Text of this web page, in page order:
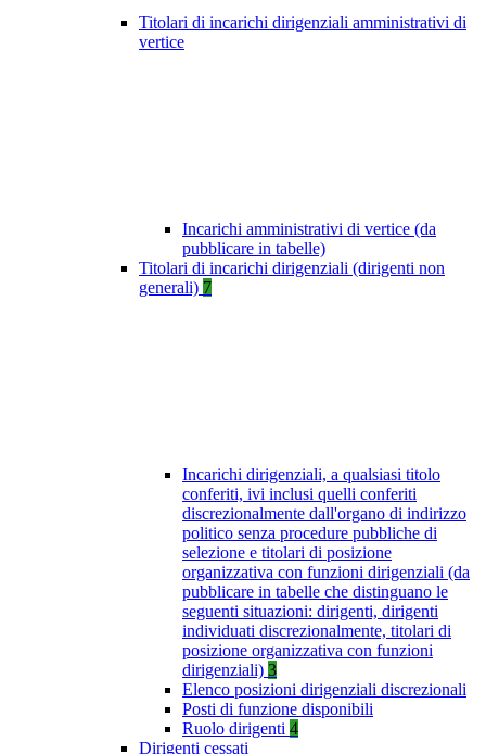
Titolari di incarichi dirigenziali amministrativi di
vertice
Incarichi amministrativi di vertice (da
pubblicare in tabelle)
Titolari di incarichi dirigenziali (dirigenti non
generali) 7
Incarichi dirigenziali, a qualsiasi titolo
conferiti, ivi inclusi quelli conferiti
discrezionalmente dall'organo di indirizzo
politico senza procedure pubbliche di
selezione e titolari di posizione
organizzativa con funzioni dirigenziali (da
pubblicare in tabelle che distinguano le
seguenti situazioni: dirigenti, dirigenti
individuati discrezionalmente, titolari di
posizione organizzativa con funzioni
dirigenziali) 3
Elenco posizioni dirigenziali discrezionali
Posti di funzione disponibili
Ruolo dirigenti 4
Dirigenti cessati